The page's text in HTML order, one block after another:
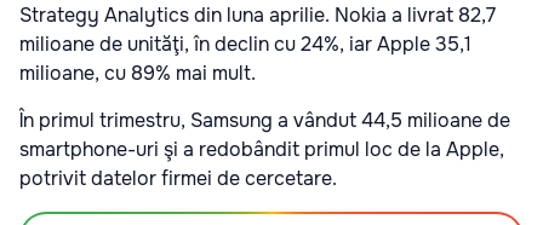
Strategy Analytics din luna aprilie. Nokia a livrat 82,7
milioane de unităţi, în declin cu 24%, iar Apple 35,1
milioane, cu 89% mai mult.
În primul trimestru, Samsung a vândut 44,5 milioane de
smartphone-uri şi a redobândit primul loc de la Apple,
potrivit datelor firmei de cercetare.